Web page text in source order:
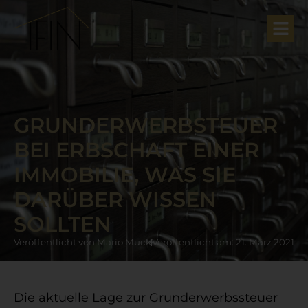
GRUNDERWERBSTEUER
BEI ERBSCHAFT EINER
IMMOBILIE, WAS SIE
DARÜBER WISSEN
SOLLTEN
Veröffentlicht von Mario MuckVeröffentlicht am: 21. März 2021
Die aktuelle Lage zur Grunderwerbssteuer